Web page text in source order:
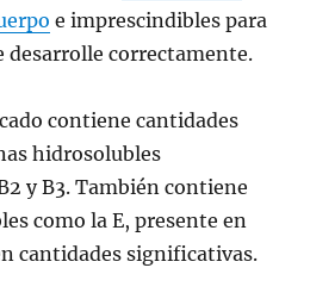
e imprescindibles para
desarrolle correctamente.
contiene cantidades
hidrosolubles
y B3. También contiene
como la E, presente en
cantidades significativas.